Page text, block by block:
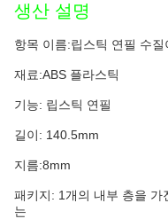
생산 설명
항목 이름:립스틱 연필 수질
재료:ABS 플라스틱
기능: 립스틱 연필
길이: 140.5mm
지름:8mm
패키지: 1개의 내부 층을 가
는